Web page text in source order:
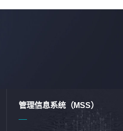
管理信息系统（MSS）